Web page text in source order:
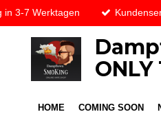
in 3-7 Werktagen
ONLY
HOME COMING SOON